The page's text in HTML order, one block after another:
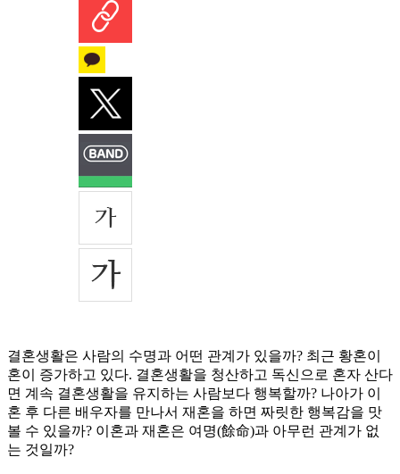
결혼생활은 사람의 수명과 어떤 관계가 있을까? 최근 황혼이
혼이 증가하고 있다. 결혼생활을 청산하고 독신으로 혼자 산다
면 계속 결혼생활을 유지하는 사람보다 행복할까? 나아가 이
혼 후 다른 배우자를 만나서 재혼을 하면 짜릿한 행복감을 맛
볼 수 있을까? 이혼과 재혼은 여명(餘命)과 아무런 관계가 없
는 것일까?